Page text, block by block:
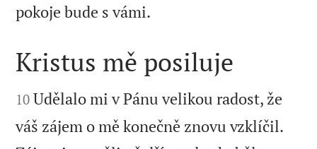
pokoje bude s vámi.

Kristus mě posiluje

10 Udělalo mi v Pánu velikou radost, že
váš zájem o mě konečně znovu vzklíčil.